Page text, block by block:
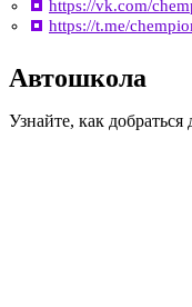
https://vk.com/
https://t.me/
Автошкола
Узнайте, как